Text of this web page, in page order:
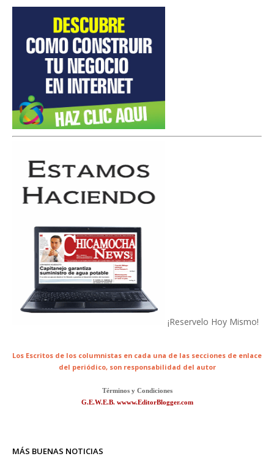
¡Reservelo Hoy Mismo!
Los Escritos de los columnistas en cada una de las secciones de enlace
del periódico, son responsabilidad del autor
Términos y Condiciones
G.E.W.E.B. wwww.EditorBlogger.com
MÁS BUENAS NOTICIAS